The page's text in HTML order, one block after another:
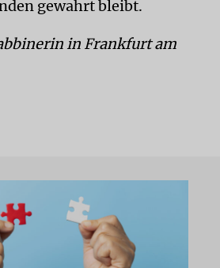
gewahrt bleibt.
in Frankfurt am